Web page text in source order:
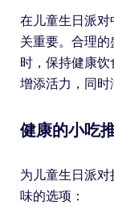
在儿童生日派
关重要。合理
时，保持健康
增添活力，同时
健康的小吃
为儿童生日派
味的选项：